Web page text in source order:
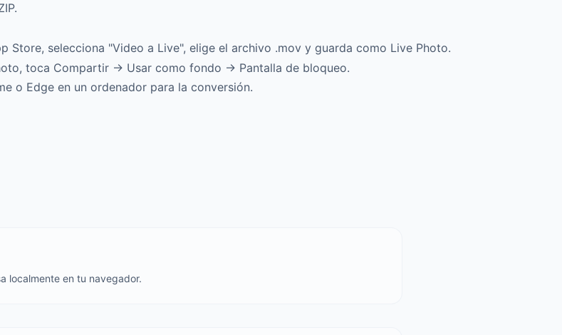
Store, selecciona "Video a Live", elige el archivo .mov y guarda como Live Photo.
toca Compartir → Usar como fondo → Pantalla de bloqueo.
o Edge en un ordenador para la conversión.
localmente en tu navegador.